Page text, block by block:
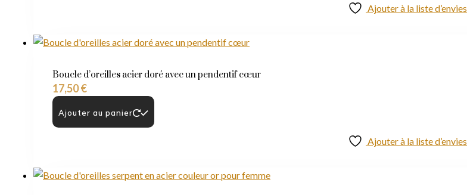
Ajouter à la liste d’envies
Boucle d’oreilles acier doré avec un pendentif cœur
17,50€
Ajouter au panier
Ajouter à la liste d’envies